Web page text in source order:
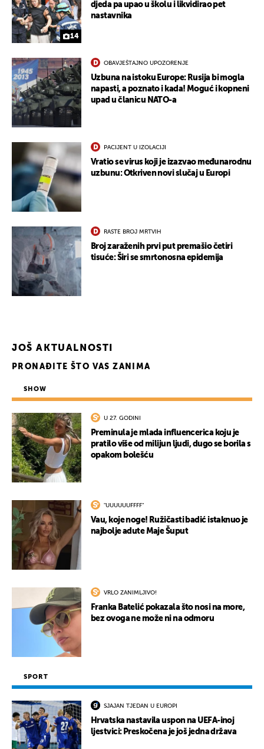
14
djeda pa upao u školu i likvidirao pet
nastavnika
OBAVJEŠTAJNO UPOZORENJE
Uzbuna na istoku Europe: Rusija bi mogla
napasti, a poznato i kada! Moguć i kopneni
upad u članicu NATO-a
PACIJENT U IZOLACIJI
Vratio se virus koji je izazvao međunarodnu
uzbunu: Otkriven novi slučaj u Europi
RASTE BROJ MRTVIH
Broj zaraženih prvi put premašio četiri
tisuće: Širi se smrtonosna epidemija
JOŠ AKTUALNOSTI
PRONAĐITE ŠTO VAS ZANIMA
SHOW
U 27. GODINI
Preminula je mlada influencerica koju je
pratilo više od milijun ljudi, dugo se borila s
opakom bolešću
"UUUUUUFFFF"
Vau, koje noge! Ružičasti badić istaknuo je
najbolje adute Maje Šuput
VRLO ZANIMLJIVO!
Franka Batelić pokazala što nosi na more,
bez ovoga ne može ni na odmoru
SPORT
SJAJAN TJEDAN U EUROPI
Hrvatska nastavila uspon na UEFA-inoj
ljestvici: Preskočena je još jedna država
UKLJUČITE NOTIFIKACIJE